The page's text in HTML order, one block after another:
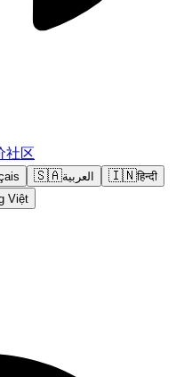
社区
🇸🇦العربية 🇮🇳हिन्दी
Việt